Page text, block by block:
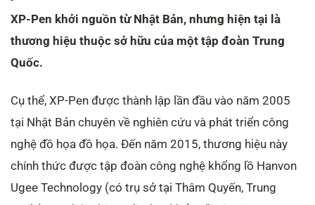
XP-Pen khởi nguồn từ Nhật Bản, nhưng hiện tại là
thương hiệu thuộc sở hữu của một tập đoàn Trung
Quốc.
Cụ thể, XP-Pen được thành lập lần đầu vào năm 2005
tại Nhật Bản chuyên về nghiên cứu và phát triển công
nghệ đồ họa đồ họa. Đến năm 2015, thương hiệu này
chính thức được tập đoàn công nghệ khổng lồ Hanvon
Ugee Technology (có trụ sở tại Thâm Quyến, Trung